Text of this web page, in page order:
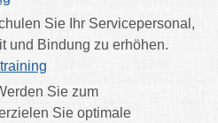
Sie Ihr Servicepersonal,
und Bindung zu erhöhen.
Sie zum
Sie optimale